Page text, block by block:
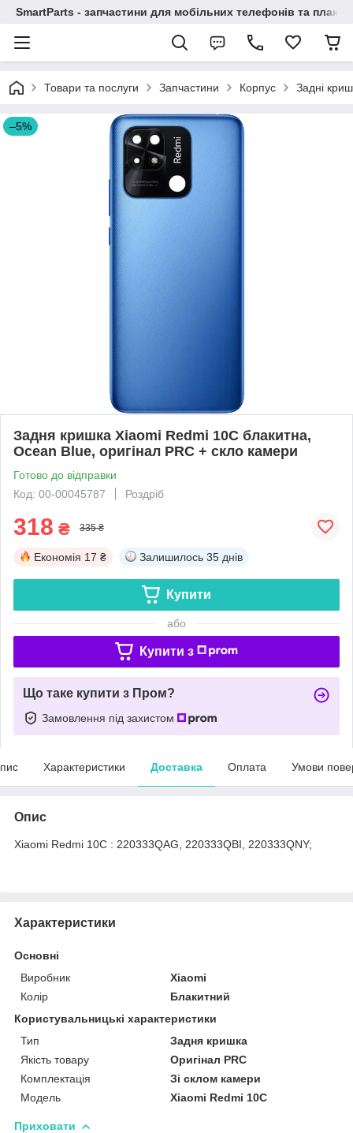
SmartParts - запчастини для мобільних телефонів та
Товари та послуги Запчастини Корпус Задні
–5%
Задня кришка Xiaomi Redmi 10C блакитна,
Ocean Blue, оригінал PRC + скло камери
Готово до відправки
Код: 00-00045787
Роздріб
318 ₴ 335 ₴
Економія 17 ₴ Залишилось 35 днів
Купити
або
Купити з
Що таке купити з Пром?
Замовлення під захистом
Характеристики Доставка Оплата Умови
Опис
Xiaomi Redmi 10C : 220333QAG, 220333QBI, 220333QNY;
Характеристики
Основні
Виробник
Xiaomi
Колір
Блакитний
Користувальницькі характеристики
Тип
Задня кришка
Якість товару
Оригінал PRC
Комплектація
Зі склом камери
Мoдель
Xiaomi Redmi 10C
Приховати